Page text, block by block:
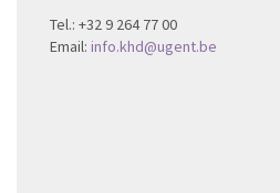
Tel.: +32 9 264 77 00
Email: info.khd@ugent.be